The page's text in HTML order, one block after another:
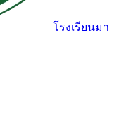
โรงเรียนมา